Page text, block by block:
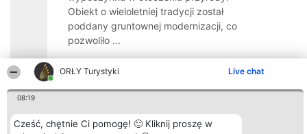
ORŁY Turystyki Live chat
08:19
Cześć, chętnie Ci pomogę! 🙂 Kliknij proszę w
Obiekt o wieloletniej tradycji został
poddany gruntownej modernizacji, co
pozwoliło ...
8.8
Organizator plebiscytu
Bright Side Solutions sp. z o.
Plebiscyt
Laureaci
Kontakt
Kontakt